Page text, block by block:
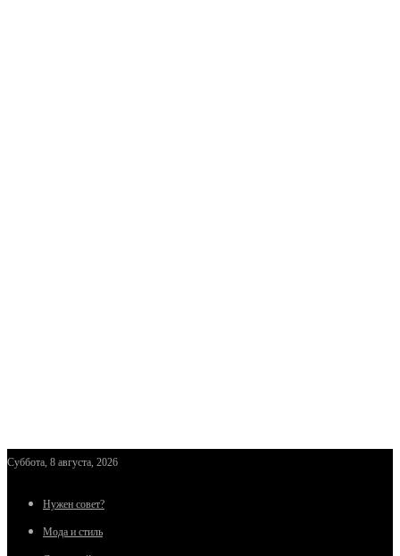
Суббота, 8 августа, 2026
Нужен совет?
Мода и стиль